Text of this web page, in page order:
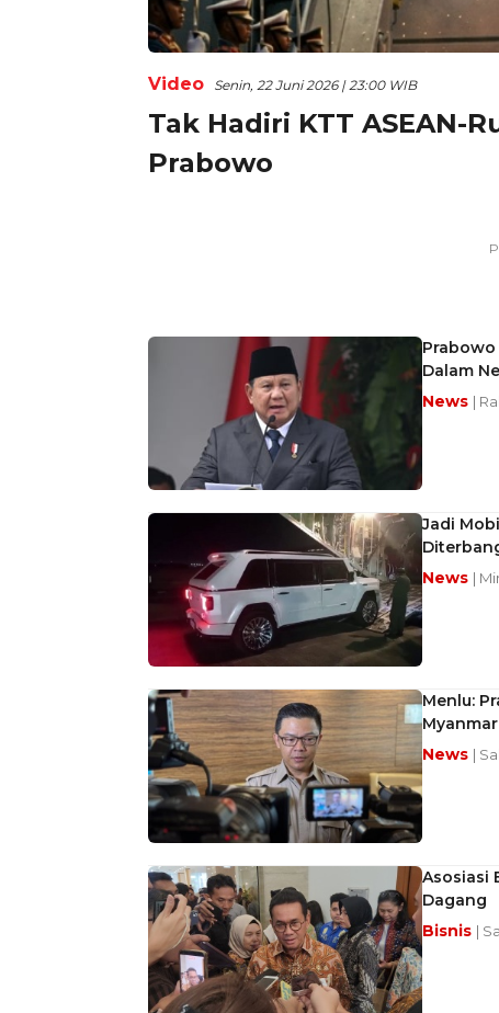
Video Senin, 22 Juni 2026 | 23:00 WIB
Tak Hadiri KTT ASEAN-
Prabowo
Prabowo
Dalam
News |
Jadi
News |
Menlu:
Myanmar
News |
Asosiasi
Dagang
Bisnis |